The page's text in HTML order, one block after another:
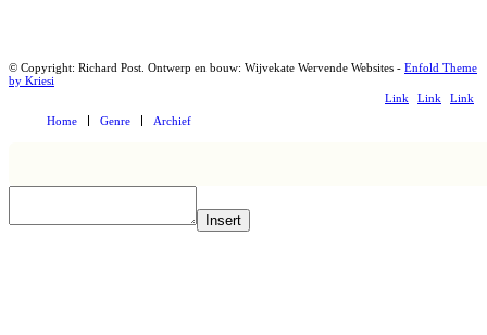
© Copyright: Richard Post. Ontwerp en bouw: Wijvekate Wervende Websites - Enfold Theme
by Kriesi
Link
Link Link
Home Genre Archief
Insert